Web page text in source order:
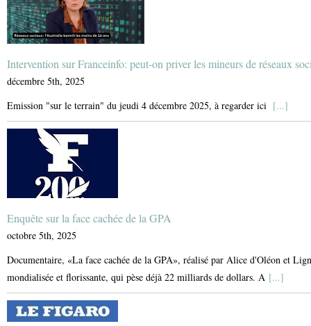
Intervention sur Franceinfo: peut-on priver les mineurs de réseaux
décembre 5th, 2025
Emission "sur le terrain" du jeudi 4 décembre 2025, à regarder ici [...]
Enquête sur la face cachée de la GPA
octobre 5th, 2025
Documentaire, «La face cachée de la GPA», réalisé par Alice d'Oléon et
mondialisée et florissante, qui pèse déjà 22 milliards de dollars. A [...]